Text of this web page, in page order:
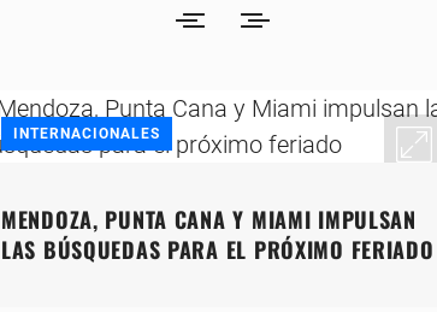
INTERNACIONALES
MENDOZA, PUNTA CANA Y MIAMI IMPULSAN
LAS BÚSQUEDAS PARA EL PRÓXIMO FERIADO